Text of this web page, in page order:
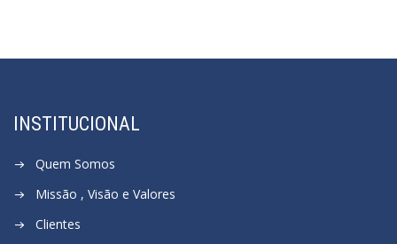
INSTITUCIONAL
Quem Somos
Missão , Visão e Valores
Clientes